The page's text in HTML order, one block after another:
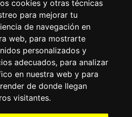
cookies y otras técnicas
para mejorar tu
de navegación en
web, para mostrarte
personalizados y
adecuados, para analizar
en nuestra web y para
de donde llegan
visitantes.
de gordofobia. Una cosa
también. Gordofobia Y es
algo que existe. Algo
sufrimos en silencio
al igual que en el
vendiendo siempre
y en…